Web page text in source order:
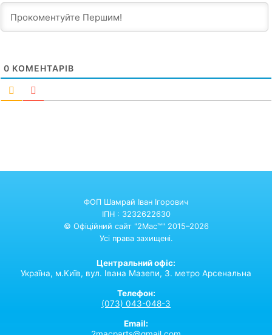
0 КОМЕНТАРІВ
ФОП Шамрай Іван Ігорович
ІПН : 3232622630
© Офіційний сайт "2Mac™" 2015–2026
Усі права захищені.
Центральний офіс:
Україна, м.Київ, вул. Івана Мазепи, 3. метро Арсенальна
Телефон:
(073) 043-048-3
Email: